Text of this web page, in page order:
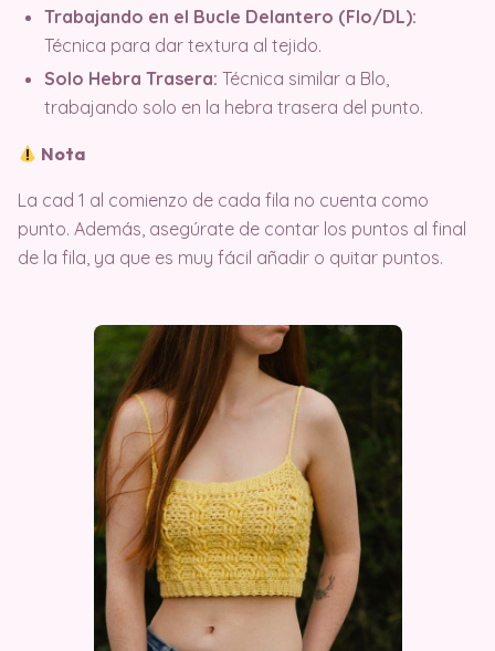
Trabajando en el Bucle Delantero (Flo/DL):
Técnica para dar textura al tejido.
Solo Hebra Trasera: Técnica similar a Blo,
trabajando solo en la hebra trasera del punto.
Nota
La cad 1 al comienzo de cada fila no cuenta como
punto. Además, asegúrate de contar los puntos al final
de la fila, ya que es muy fácil añadir o quitar puntos.